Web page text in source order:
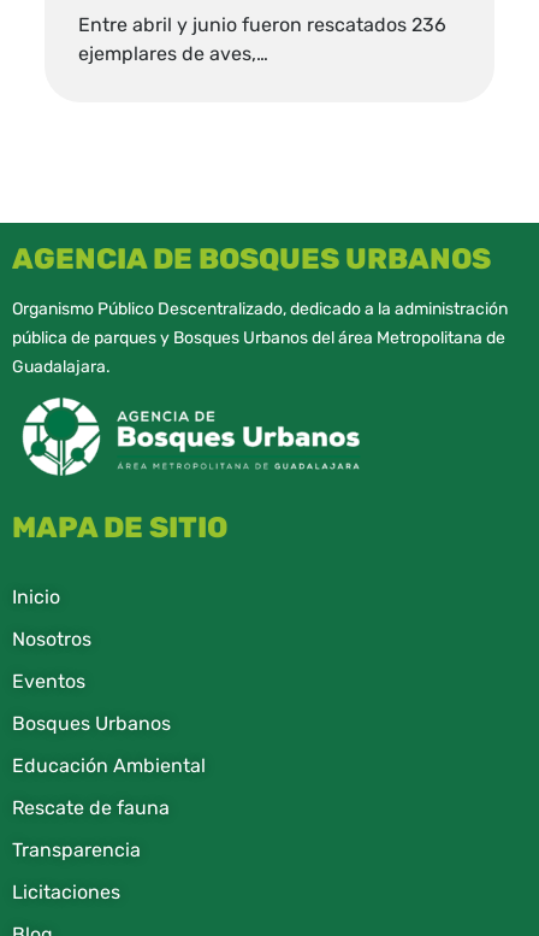
Entre abril y junio fueron rescatados 236
ejemplares de aves,…
AGENCIA DE BOSQUES URBANOS
Organismo Público Descentralizado, dedicado a la administración
pública de parques y Bosques Urbanos del área Metropolitana de
Guadalajara.
MAPA DE SITIO
Inicio
Nosotros
Eventos
Bosques Urbanos
Educación Ambiental
Rescate de fauna​
Transparencia
Licitaciones